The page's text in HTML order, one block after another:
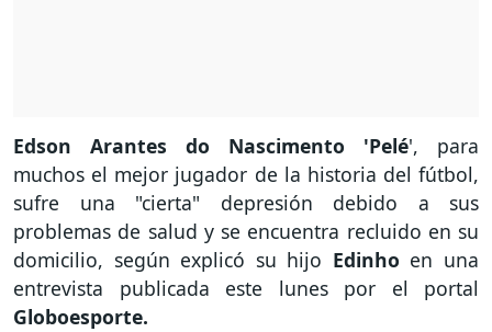
Edson Arantes do Nascimento 'Pelé', para
muchos el mejor jugador de la historia del fútbol,
sufre una "cierta" depresión debido a sus
problemas de salud y se encuentra recluido en su
domicilio, según explicó su hijo Edinho en una
entrevista publicada este lunes por el portal
Globoesporte.